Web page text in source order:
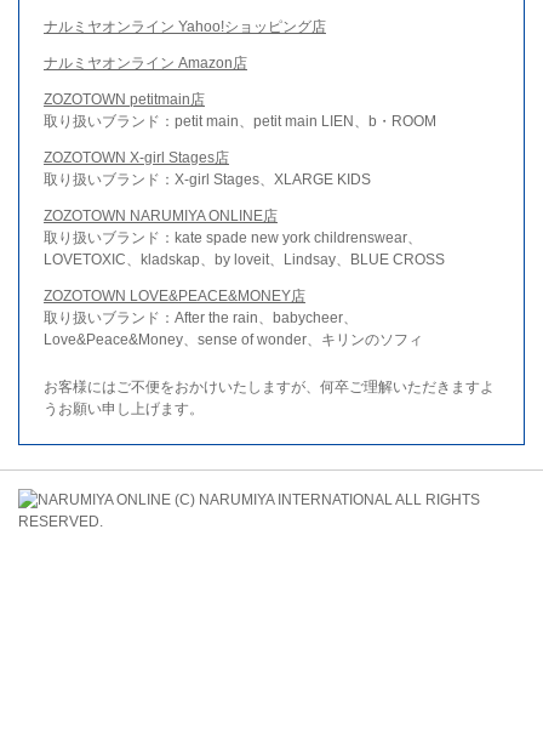
ナルミヤオンライン Yahoo!ショッピング店
ナルミヤオンライン Amazon店
ZOZOTOWN petitmain店
取り扱いブランド：petit main、petit main LIEN、b・ROOM
ZOZOTOWN X-girl Stages店
取り扱いブランド：X-girl Stages、XLARGE KIDS
ZOZOTOWN NARUMIYA ONLINE店
取り扱いブランド：kate spade new york childrenswear、
LOVETOXIC、kladskap、by loveit、Lindsay、BLUE CROSS
ZOZOTOWN LOVE&PEACE&MONEY店
取り扱いブランド：After the rain、babycheer、
Love&Peace&Money、sense of wonder、キリンのソフィ
お客様にはご不便をおかけいたしますが、何卒ご理解いただきますよ
うお願い申し上げます。